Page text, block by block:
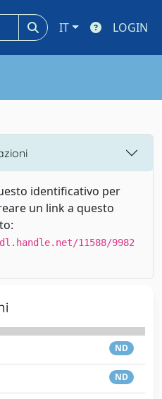
IT LOGIN
identificativo per
un link a questo
11588/9982
ND
ND